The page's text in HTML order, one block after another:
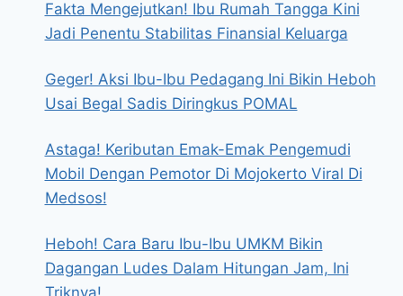
Fakta Mengejutkan! Ibu Rumah Tangga Kini
Jadi Penentu Stabilitas Finansial Keluarga
Geger! Aksi Ibu-Ibu Pedagang Ini Bikin Heboh
Usai Begal Sadis Diringkus POMAL
Astaga! Keributan Emak-Emak Pengemudi
Mobil Dengan Pemotor Di Mojokerto Viral Di
Medsos!
Heboh! Cara Baru Ibu-Ibu UMKM Bikin
Dagangan Ludes Dalam Hitungan Jam, Ini
Triknya!